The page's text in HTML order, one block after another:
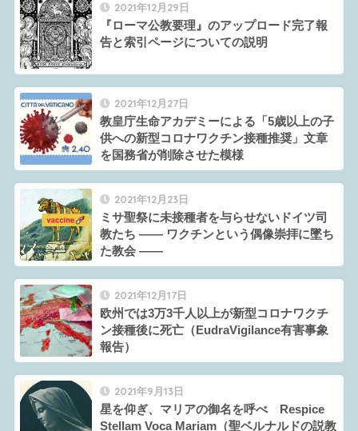
2021年12月29日
『ローマ公教要理』のアップロード完了報
告と索引ページについての説明
2021年12月27日
教皇庁生命アカデミーによる「5歳以上の子
供への新型コロナワクチン接種推奨」文章
を国務省が削除させた模様
2021年12月23日
ミサ聖祭に未接種者を与らせないドイツ司
教たち ―― ワクチンという偶像崇拝に墜ち
た教会 ――
2021年12月17日
欧州では3万3千人以上が新型コロナワクチ
ン接種後に死亡（EudraVigilance有害事象
報告）
2021年9月13日
星を仰ぎ、マリアの御名を呼べ Respice
Stellam Voca Mariam（聖ベルナルドの説教